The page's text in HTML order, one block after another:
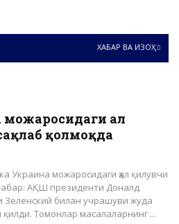
ХАБАР ВА ИЗОҲ
ҳал
қолмоқда
АҚШ президенти Доналд
билан учрашуви жуда
Томонлар масалаларнинг ...